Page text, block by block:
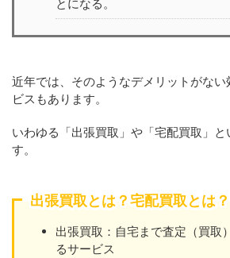
とになる。
近年では、そのようなデメリットがな
ビスもあります。
いわゆる「出張買取」や「宅配買取」
す。
出張買取とは？宅配買取とは？
出張買取：自宅まで査定（買取
るサービス